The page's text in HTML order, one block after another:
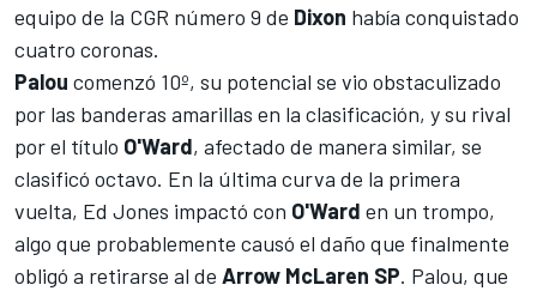
equipo de la CGR número 9 de Dixon había conquistado
cuatro coronas.
Palou comenzó 10º, su potencial se vio obstaculizado
por las banderas amarillas en la clasificación, y su rival
por el título O'Ward, afectado de manera similar, se
clasificó octavo. En la última curva de la primera
vuelta, Ed Jones impactó con O'Ward en un trompo,
algo que probablemente causó el daño que finalmente
obligó a retirarse al de Arrow McLaren SP. Palou, que